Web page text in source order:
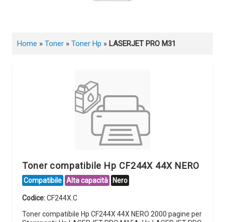
Home » Toner » Toner Hp » LASERJET PRO M31
Toner compatibile Hp CF244X 44X NERO
Compatibile Alta capacità Nero
Codice:CF244X.C
Toner compatibile Hp CF244X 44X NERO 2000 pagine per